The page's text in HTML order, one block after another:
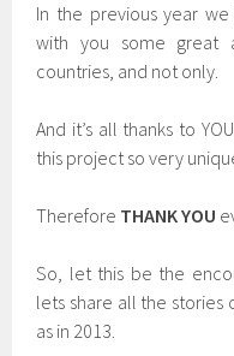
In the previous year
with you some great
countries, and not only.
And it’s all thanks to
this project so very
Therefore THANK YOU
So, let this be the
lets share all the stories
as in 2013.